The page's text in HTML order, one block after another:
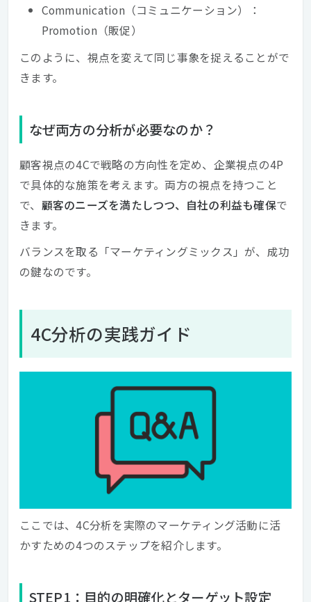
Communication（コミュニケーション）：
Promotion（販促）
このように、視点を変えて同じ事象を捉えることがで
きます。
なぜ両方の分析が必要なのか？
顧客視点の4Cで戦略の方向性を定め、企業視点の4P
で具体的な施策を考えます。両方の視点を持つこと
で、 顧客のニーズを満たしつつ、自社の利益も確保で
きます。
バランスを取る「マーケティングミックス」が、成功
の鍵なのです。
4C分析の実践ガイド
ここでは、4C分析を実際のマーケティング活動に活
かすための4つのステップを紹介します。
STEP1：目的の明確化とターゲット設定